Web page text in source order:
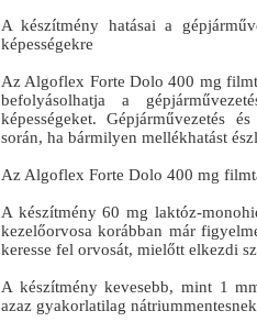
A készítmény hatásai a
képességekre
Az Algoflex Forte Dolo 400 mg
befolyásolhatja a
képességeket. Gépjárművezetés
során, ha bármilyen mellékhatást
Az Algoflex Forte Dolo 400 mg
A készítmény 60 mg laktóz-
kezelőorvosa korábban már
keresse fel orvosát, mielőtt elkezdi
A készítmény kevesebb, mint 1
azaz gyakorlatilag